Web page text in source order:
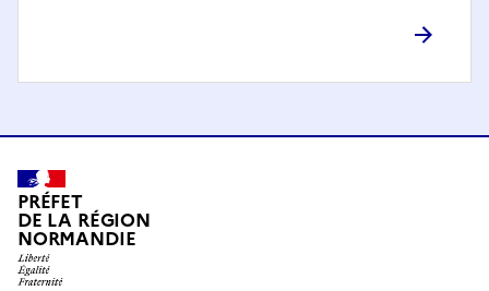
PRÉFET
DE LA RÉGION
NORMANDIE